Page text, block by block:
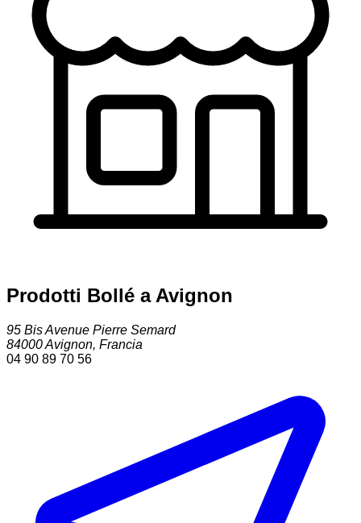
Prodotti Bollé a Avignon
95 Bis Avenue Pierre Semard
84000Avignon, Francia
04 90 89 70 56